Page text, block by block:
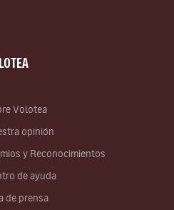
Volotea
opinión
y Reconocimientos
de ayuda
de prensa